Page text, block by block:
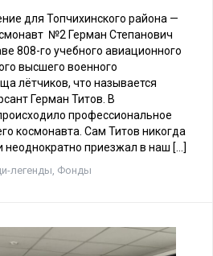
для Топчихинского района —
№2 Герман Степанович
808-го учебного авиационного
высшего военного
лётчиков, что называется
Герман Титов. В
профессиональное
космонавта. Сам Титов никогда
неоднократно приезжал в наш […]
легенды Фонды